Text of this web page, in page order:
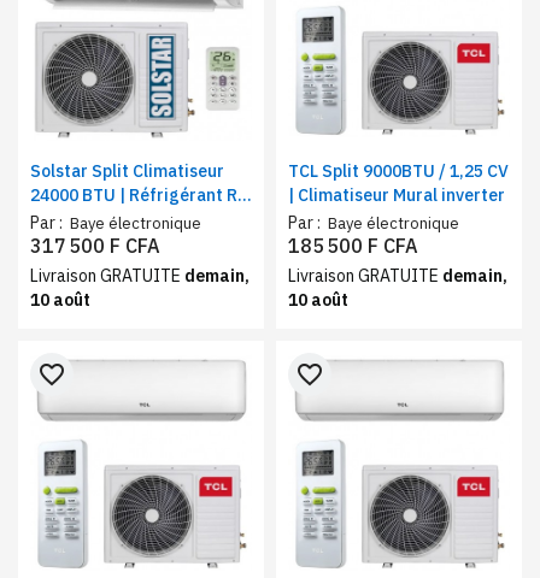
Solstar Split Climatiseur
24000 BTU | Réfrigérant R-
410 | Refroidissement
performant
Par : Baye électronique
317 500 F CFA
Livraison GRATUITE demain,
10 août
TCL Split 9000BTU / 1,25 CV
| Climatiseur Mural inverter
Par : Baye électronique
185 500 F CFA
Livraison GRATUITE demain,
10 août
favorite_border favorite_border